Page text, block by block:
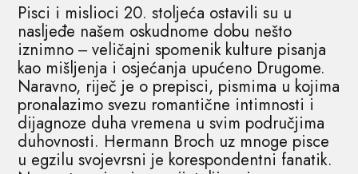
Pisci i mislioci 20. stoljeća ostavili su u
nasljeđe našem oskudnome dobu nešto
iznimno ‒ veličajni spomenik kulture pisanja
kao mišljenja i osjećanja upućeno Drugome.
Naravno, riječ je o prepisci, pismima u kojima
pronalazimo svezu romantične intimnosti i
dijagnoze duha vremena u svim područjima
duhovnosti. Hermann Broch uz mnoge pisce
u egzilu svojevrsni je korespondentni fanatik.